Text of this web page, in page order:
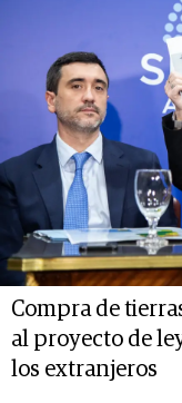
Compra de
al proyecto de
los extranjeros